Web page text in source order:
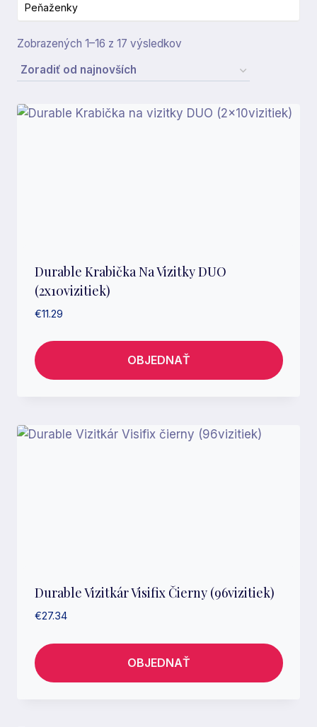
Peňaženky
Zobrazených 1–16 z 17 výsledkov
najnovších
Durable Krabička Na Vizitky DUO
(2x10vizitiek)
€11.29
OBJEDNAŤ
Durable Vizitkár Visifix Čierny (96vizitiek)
€27.34
OBJEDNAŤ